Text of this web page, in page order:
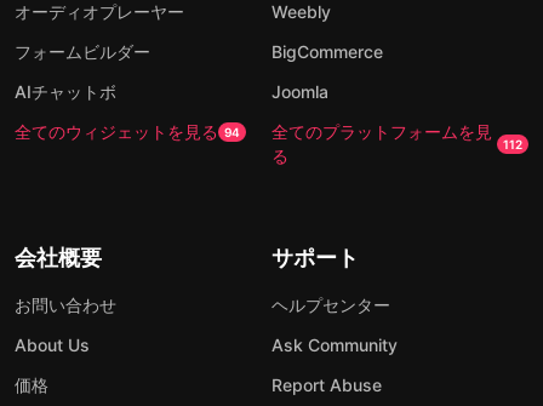
オーディオプレーヤー
フォームビルダー
AIチャットボ
全てのウィジェットを見る 94
Weebly
BigCommerce
Joomla
全てのプラットフォームを見
る
112
会社概要
お問い合わせ
About Us
価格
サポート
ヘルプセンター
Ask Community
Report Abuse